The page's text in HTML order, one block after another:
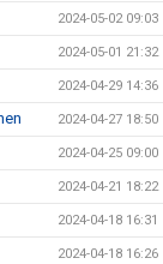
2024-05-02 09:03
2024-05-01 21:32
2024-04-29 14:36
2024-04-27 18:50
2024-04-25 09:00
2024-04-21 18:22
2024-04-18 16:31
2024-04-18 16:26